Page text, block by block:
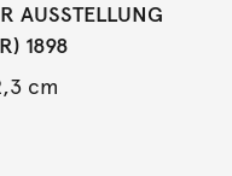
AUSSTELLUNG
1898
cm